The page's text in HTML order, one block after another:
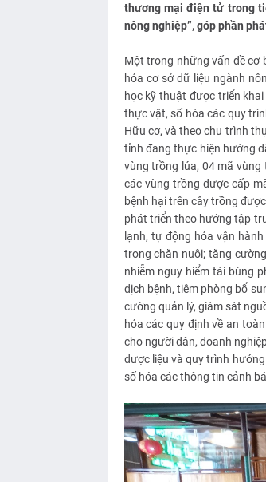
thương mại điện tử trong
nông nghiệp”, góp phần
Một trong những vấn đề cơ
hóa cơ sở dữ liệu ngành
học kỹ thuật được triển
thực vật, số hóa các quy
Hữu cơ, và theo chu trình
tỉnh đang thực hiện hướng
vùng trồng lúa, 04 mã
các vùng trồng được cấp
bệnh hại trên cây trồng
phát triển theo hướng tập
lạnh, tự động hóa vận
trong chăn nuôi; tăng
nhiễm nguy hiểm tái bùng
dịch bệnh, tiêm phòng bổ
cường quản lý, giám sát
hóa các quy định về an
cho người dân, doanh
dược liệu và quy trình
số hóa các thông tin cảnh